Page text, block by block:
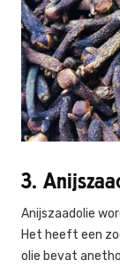
3.
Anijszaadolie
Het heeft een
olie bevat